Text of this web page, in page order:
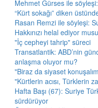
Mehmet Gürses ile
“Kürt sokağı” diken
Rasan Remzi ile söyleşi:
Hakkınızı helal ediyor
"İç cepheyi tahrip" süreci
Transatlantik: ABD’nin
anlaşma oluyor mu?
"Biraz da siyaset
"Kürtlerin acısı, Türklerin
Hafta Başı (67): Suriye
sürdürüyor